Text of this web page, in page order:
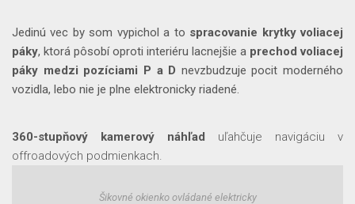
Jedinú vec by som vypichol a to spracovanie krytky voliacej
páky, ktorá pôsobí oproti interiéru lacnejšie a prechod voliacej
páky medzi pozíciami P a D nevzbudzuje pocit moderného
vozidla, lebo nie je plne elektronicky riadené.
360-stupňový kamerový náhľad uľahčuje navigáciu v
offroadových podmienkach.
Šikovné okienko ovládané elektricky